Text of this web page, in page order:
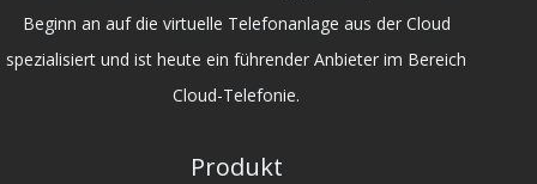
Beginn an auf die virtuelle Telefonanlage aus der Cloud
spezialisiert und ist heute ein führender Anbieter im Bereich
Cloud-Telefonie.
Produkt